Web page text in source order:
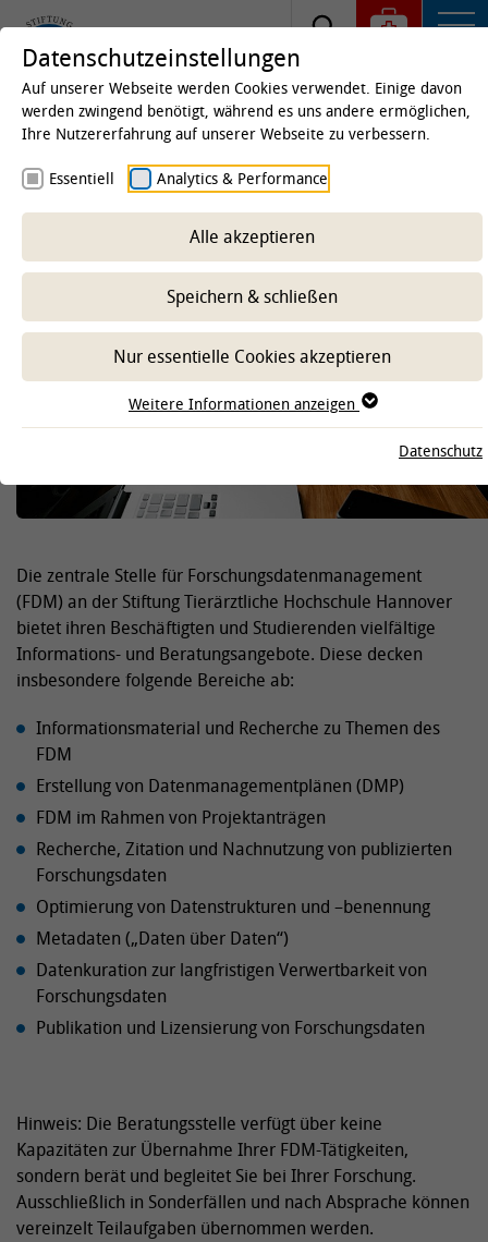
Praxis
Forschungsdatenmanagement
Angebotsübersicht
-- Unterbereich wählen --
Die zentrale Stelle für Forschungsdatenmanagement
(FDM) an der Stiftung Tierärztliche Hochschule Hannover
bietet ihren Beschäftigten und Studierenden vielfältige
Informations- und Beratungsangebote. Diese decken
insbesondere folgende Bereiche ab:
Informationsmaterial und Recherche zu Themen des
FDM
Erstellung von Datenmanagementplänen (DMP)
FDM im Rahmen von Projektanträgen
Recherche, Zitation und Nachnutzung von publizierten
Forschungsdaten
Optimierung von Datenstrukturen und –benennung
Metadaten („Daten über Daten“)
Datenkuration zur langfristigen Verwertbarkeit von
Forschungsdaten
Publikation und Lizensierung von Forschungsdaten
Hinweis: Die Beratungsstelle verfügt über keine
Kapazitäten zur Übernahme Ihrer FDM-Tätigkeiten,
sondern berät und begleitet Sie bei Ihrer Forschung.
Ausschließlich in Sonderfällen und nach Absprache können
vereinzelt Teilaufgaben übernommen werden.
Datenschutzeinstellungen
Auf unserer Webseite werden Cookies verwendet. Einige davon
werden zwingend benötigt, während es uns andere ermöglichen,
Ihre Nutzererfahrung auf unserer Webseite zu verbessern.
Essentiell Analytics & Performance
Alle akzeptieren
Speichern & schließen
Nur essentielle Cookies akzeptieren
Weitere Informationen anzeigen
Datenschutz